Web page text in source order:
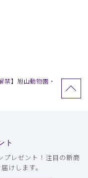
禁】旭山動物園・
ト
プレゼント！注目の新商
けします。